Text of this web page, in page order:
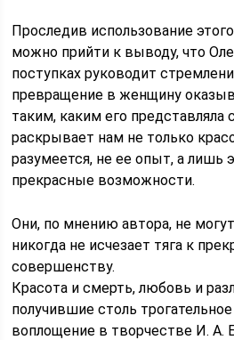
Проследив использование
можно прийти к выводу, что
поступках руководит
превращение в женщину
таким, каким его представляла
раскрывает нам не только
разумеется, не ее опыт, а лишь
прекрасные возможности.
Они, по мнению автора, не
никогда не исчезает тяга к
совершенству.
Красота и смерть, любовь и
получившие столь
воплощение в творчестве И. А.